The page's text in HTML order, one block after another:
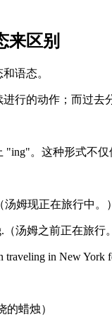
来区别
语态。
行的动作；而过去
。这种形式不
汤姆现正在旅行中。）
（汤姆之前正在旅行
traveling in New
的蜡烛）